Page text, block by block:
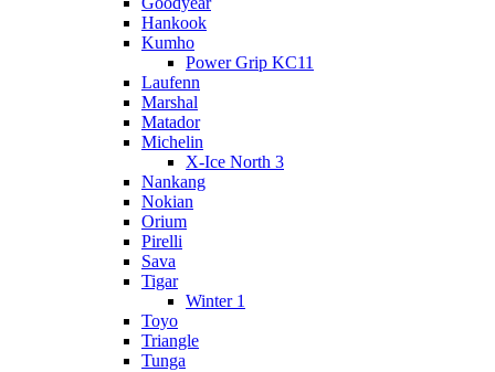
Hankook
Kumho
Power Grip KC11
Laufenn
Marshal
Matador
Michelin
X-Ice North 3
Nankang
Nokian
Orium
Pirelli
Sava
Tigar
Winter 1
Toyo
Triangle
Tunga